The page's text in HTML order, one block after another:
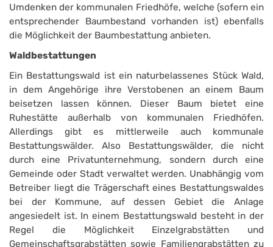
Umdenken der kommunalen Friedhöfe, welche (sofern ein
entsprechender Baumbestand vorhanden ist) ebenfalls
die Möglichkeit der Baumbestattung anbieten.
Waldbestattungen
Ein Bestattungswald ist ein naturbelassenes Stück Wald,
in dem Angehörige ihre Verstobenen an einem Baum
beisetzen lassen können. Dieser Baum bietet eine
Ruhestätte außerhalb von kommunalen Friedhöfen.
Allerdings gibt es mittlerweile auch kommunale
Bestattungswälder. Also Bestattungswälder, die nicht
durch eine Privatunternehmung, sondern durch eine
Gemeinde oder Stadt verwaltet werden. Unabhängig vom
Betreiber liegt die Trägerschaft eines Bestattungswaldes
bei der Kommune, auf dessen Gebiet die Anlage
angesiedelt ist. In einem Bestattungswald besteht in der
Regel die Möglichkeit Einzelgrabstätten und
Gemeinschaftsgrabstätten sowie Familiengrabstätten zu